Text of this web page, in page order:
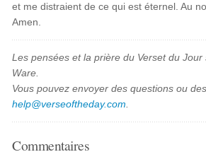
et me distraient de ce qui est éternel. Au
Amen.
Les pensées et la prière du Verset du
Ware.
Vous pouvez envoyer des questions ou
help@verseoftheday.com
Commentaires